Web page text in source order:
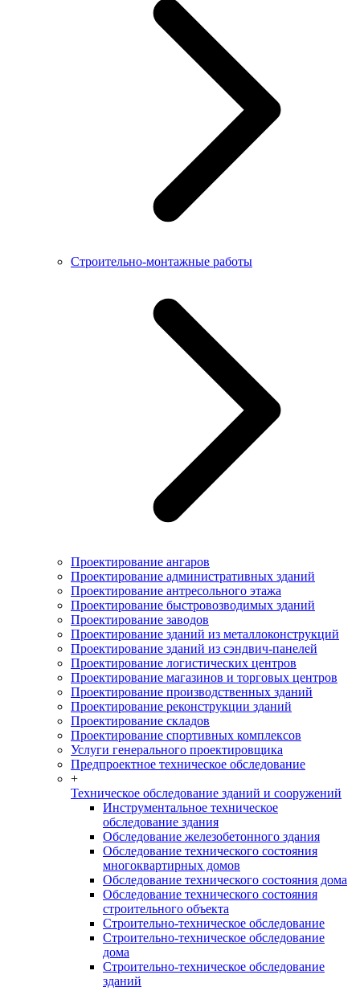
Строительно-монтажные работы
Проектирование ангаров
Проектирование административных зданий
Проектирование антресольного этажа
Проектирование быстровозводимых зданий
Проектирование заводов
Проектирование зданий из металлоконструкций
Проектирование зданий из сэндвич-панелей
Проектирование логистических центров
Проектирование магазинов и торговых центров
Проектирование производственных зданий
Проектирование реконструкции зданий
Проектирование складов
Проектирование спортивных комплексов
Услуги генерального проектировщика
Предпроектное техническое обследование
+
Техническое обследование зданий и сооружений
Инструментальное техническое
обследование здания
Обследование железобетонного здания
Обследование технического состояния
многоквартирных домов
Обследование технического состояния дома
Обследование технического состояния
строительного объекта
Строительно-техническое обследование
Строительно-техническое обследование
дома
Строительно-техническое обследование
зданий